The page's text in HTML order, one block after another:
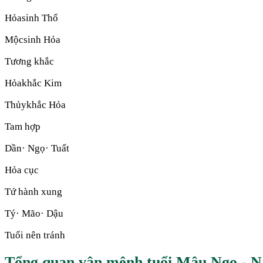
Hỏasinh Thổ
Mộcsinh Hỏa
Tương khắc
Hỏakhắc Kim
Thủykhắc Hỏa
Tam hợp
Dần· Ngọ· Tuất
Hỏa cục
Tứ hành xung
Tý· Mão· Dậu
Tuổi nên tránh